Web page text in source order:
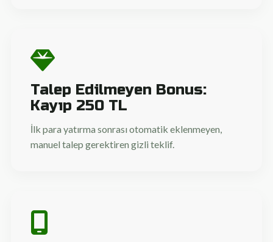
Talep Edilmeyen Bonus:
Kayıp 250 TL
İlk para yatırma sonrası otomatik eklenmeyen,
manuel talep gerektiren gizli teklif.